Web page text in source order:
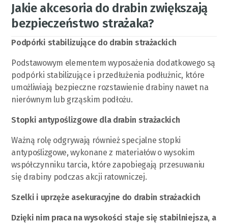
Jakie akcesoria do drabin zwiększają
bezpieczeństwo strażaka?
Podpórki stabilizujące do drabin strażackich
Podstawowym elementem wyposażenia dodatkowego są
podpórki stabilizujące i przedłużenia podłużnic, które
umożliwiają bezpieczne rozstawienie drabiny nawet na
nierównym lub grząskim podłożu.
Stopki antypoślizgowe dla drabin strażackich
Ważną rolę odgrywają również specjalne stopki
antypoślizgowe, wykonane z materiałów o wysokim
współczynniku tarcia, które zapobiegają przesuwaniu
się drabiny podczas akcji ratowniczej.
Szelki i uprzęże asekuracyjne do drabin strażackich
Dzięki nim praca na wysokości staje się stabilniejsza, a